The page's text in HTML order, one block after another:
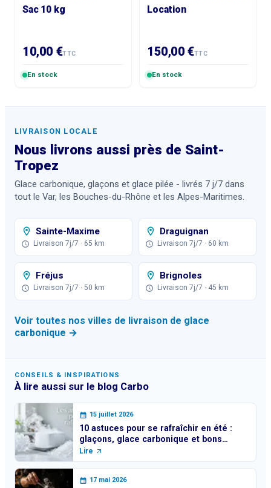
Sac 10 kg
10,00 €TTC
En stock
Location
150,00 €TTC
En stock
LIVRAISON LOCALE
Nous livrons aussi près de Saint-
Tropez
Glace carbonique, glaçons et glace pilée - livrés 7 j/7 dans
tout le Var, les Bouches-du-Rhône et les Alpes-Maritimes.
Sainte-Maxime
Livraison 7j/7 · 65 km
Draguignan
Livraison 7j/7 · 60 km
Fréjus
Livraison 7j/7 · 50 km
Brignoles
Livraison 7j/7 · 45 km
Voir toutes nos villes de livraison de glace
carbonique →
CONSEILS & INSPIRATIONS
À lire aussi sur le blog Carbo
15 juillet 2026
10 astuces pour se rafraîchir en été :
glaçons, glace carbonique et bons
réflexes
Lire
17 mai 2026